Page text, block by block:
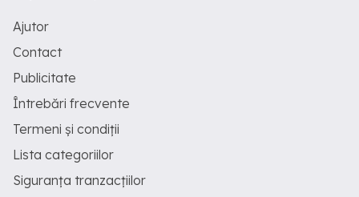
Ajutor
Contact
Publicitate
Întrebări frecvente
Termeni și condiții
Lista categoriilor
Siguranța tranzacțiilor